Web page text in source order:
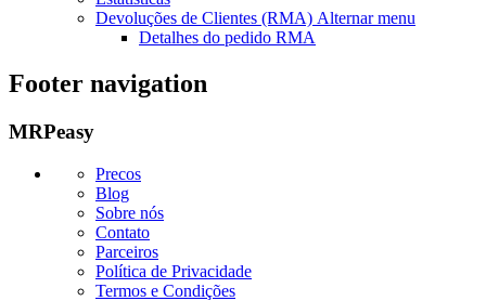
Devoluções de Clientes (RMA) Alternar menu
Detalhes do pedido RMA
Footer navigation
MRPeasy
Precos
Blog
Sobre nós
Contato
Parceiros
Política de Privacidade
Termos e Condições